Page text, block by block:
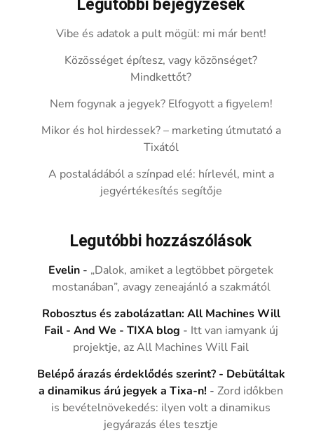
Legutóbbi bejegyzések
Vibe és adatok a pult mögül: mi már bent!
Közösséget építesz, vagy közönséget?
Mindkettőt?
Nem fogynak a jegyek? Elfogyott a figyelem!
Mikor és hol hirdessek? – marketing útmutató a
Tixától
A postaládából a színpad elé: hírlevél, mint a
jegyértékesítés segítője
Legutóbbi hozzászólások
Evelin - „Dalok, amiket a legtöbbet pörgetek
mostanában”, avagy zeneajánló a szakmától
Robosztus és zabolázatlan: All Machines Will
Fail - And We - TIXA blog - Itt van iamyank új
projektje, az All Machines Will Fail
Belépő árazás érdeklődés szerint? - Debütáltak
a dinamikus árú jegyek a Tixa-n! -Zord időkben
is bevételnövekedés: ilyen volt a dinamikus
jegyárazás éles tesztje